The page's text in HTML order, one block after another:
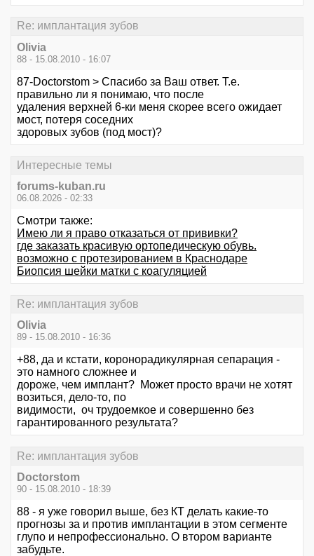
Re: имплантация зубов
Olivia
88 - 15.08.2010 - 16:07
87-Doctorstom > Спасибо за Ваш ответ. Т.е.
правильно ли я понимаю, что после
удаления верхней 6-ки меня скорее всего ожидает
мост, потеря соседних
здоровых зубов (под мост)?
Интересные темы
forums-kuban.ru
06.08.2026 - 02:33
Смотри также:
Имею ли я право отказаться от прививки?
где заказать красивую ортопедическую обувь.
возможно с протезированием в Краснодаре
Биопсия шейки матки с коагуляцией
Re: имплантация зубов
Olivia
89 - 15.08.2010 - 16:36
+88, да и кстати, коронорадикулярная сепарация -
это намного сложнее и
дороже, чем имплант? Может просто врачи не хотят
возиться, дело-то, по
видимости, оч трудоемкое и совершенно без
гарантированного результата?
Re: имплантация зубов
Doctorstom
90 - 15.08.2010 - 18:39
88 - я уже говорил выше, без КТ делать какие-то
прогнозы за и против имплантации в этом сегменте
глупо и непрофессионально. О втором варианте
забудьте.